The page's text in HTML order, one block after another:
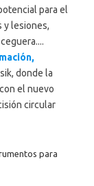
para el
y lesiones,
donde la
el nuevo
circular
para